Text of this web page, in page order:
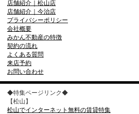
店舗紹介｜松山店
店舗紹介｜今治店
プライバシーポリシー
会社概要
みかん不動産の特徴
契約の流れ
よくある質問
来店予約
お問い合わせ
◆特集ページリンク◆
【松山】
松山でインターネット無料の賃貸特集